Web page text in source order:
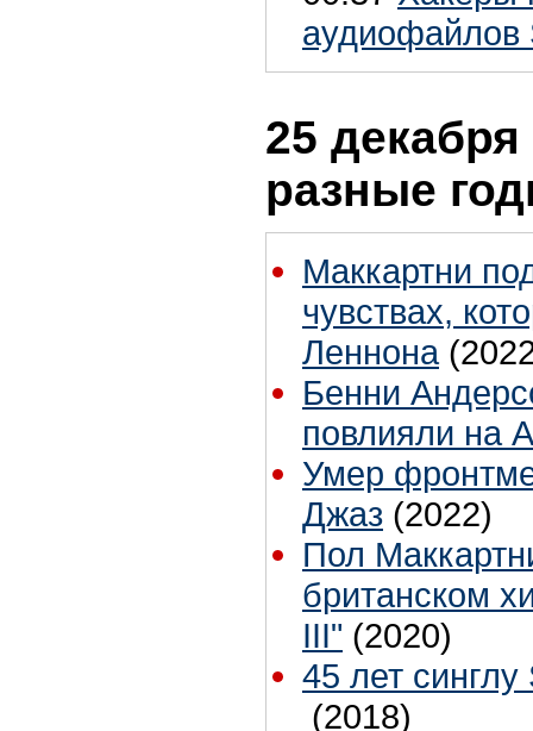
аудиофайлов
25
разные
Маккартни
чувствах,
Леннона
Бенни
повлияли на
Умер
Джаз (2022)
Пол
британском
III" (2020)
45 лет
(2018)